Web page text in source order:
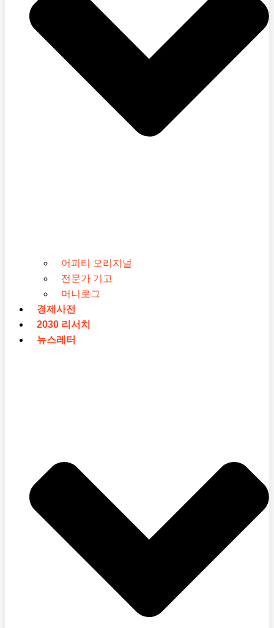
어피티 오리지널
전문가 기고
머니로그
경제사전
2030 리서치
뉴스레터